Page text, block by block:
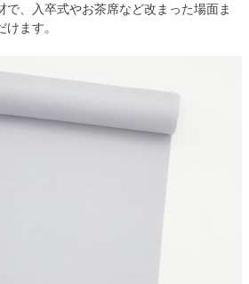
で、入卒式やお茶席など改まった場面ま
ます。